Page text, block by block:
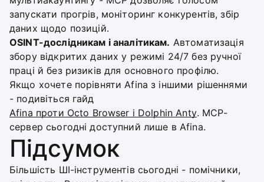
запускати прогрів, моніторинг конкурентів, збір
даних щодо позицій.
OSINT-дослідникам і аналітикам. Автоматизація
збору відкритих даних у режимі 24/7 без ручної
праці й без ризиків для основного профілю.
Якщо хочете порівняти Afina з іншими рішеннями
- подивіться гайд
Afina проти Octo Browser і Dolphin Anty. MCP-
сервер сьогодні доступний лише в Afina.
Підсумок
Більшість ШІ-інструментів сьогодні - помічники,